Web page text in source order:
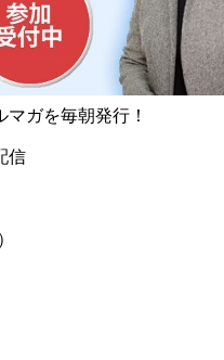
ガを毎朝発行！
信